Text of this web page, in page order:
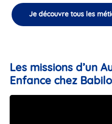
Je découvre tous les
Les missions d’un
Enfance chez